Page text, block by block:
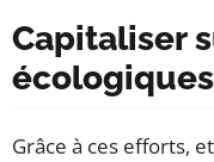
Capitaliser
écologiques
Grâce à ces efforts,